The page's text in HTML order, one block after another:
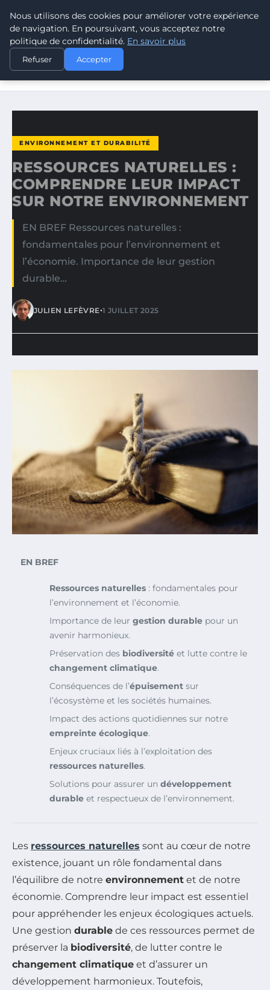
CLIMATE RESPONSE BLOG
ACCUEIL
ENVIRONNEMENT ET DURABILITÉ
RESSOURCES NATURELLES : COMPRENDRE LEUR IMPACT
ENVIRONNEMENT ET DURABILITÉ
RESSOURCES NATURELLES :
COMPRENDRE LEUR IMPACT
SUR NOTRE ENVIRONNEMENT
EN BREF Ressources naturelles :
fondamentales pour l’environnement et
l’économie. Importance de leur gestion
durable…
JULIEN LEFÈVRE•1 JUILLET 2025
EN BREF
Ressources naturelles : fondamentales pour
l’environnement et l’économie.
Importance de leur gestion durable pour un
avenir harmonieux.
Préservation des biodiversité et lutte contre le
changement climatique.
Conséquences de l’épuisement sur
l’écosystème et les sociétés humaines.
Impact des actions quotidiennes sur notre
empreinte écologique.
Enjeux cruciaux liés à l’exploitation des
ressources naturelles.
Solutions pour assurer un développement
durable et respectueux de l’environnement.
Les ressources naturelles sont au cœur de notre
existence, jouant un rôle fondamental dans
l’équilibre de notre environnement et de notre
économie. Comprendre leur impact est essentiel
pour appréhender les enjeux écologiques actuels.
Une gestion durable de ces ressources permet de
préserver la biodiversité, de lutter contre le
changement climatique et d’assurer un
développement harmonieux. Toutefois,
Nous utilisons des cookies pour améliorer votre expérience
de navigation. En poursuivant, vous acceptez notre
politique de confidentialité. En savoir plus
Refuser Accepter